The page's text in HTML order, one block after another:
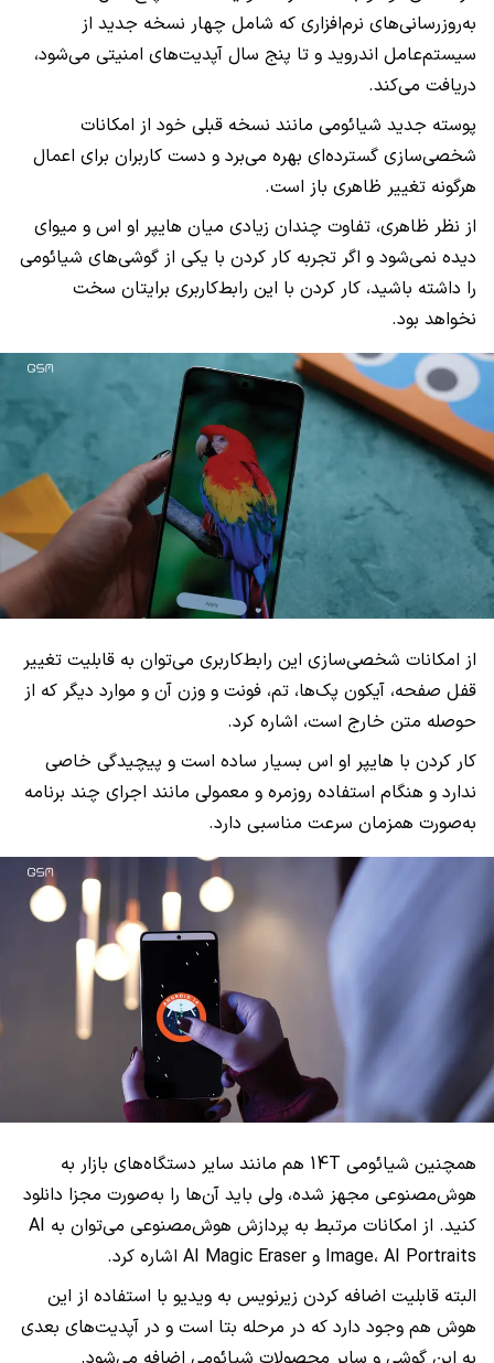
به‌روزرسانی‌های نرم‌افزاری که شامل چهار نسخه جدید از
سیستم‌عامل اندروید و تا پنج سال آپدیت‌های امنیتی می‌شود،
دریافت می‌کند.
پوسته جدید شیائومی مانند نسخه قبلی خود از امکانات
شخصی‌سازی گسترده‌ای بهره می‌برد و دست کاربران برای اعمال
هرگونه تغییر ظاهری باز است.
از نظر ظاهری، تفاوت چندان زیادی میان هایپر او اس و میوای
دیده نمی‌شود و اگر تجربه کار کردن با یکی از گوشی‌های شیائومی
را داشته باشید، کار کردن با این رابط‌کاربری برایتان سخت
نخواهد بود.
از امکانات شخصی‌سازی این رابط‌کاربری می‌توان به قابلیت تغییر
قفل صفحه، آیکون پک‌ها، تم، فونت و وزن آن و موارد دیگر که از
حوصله متن خارج است، اشاره کرد.
کار کردن با هایپر او اس بسیار ساده است و پیچیدگی خاصی
ندارد و هنگام استفاده روزمره و معمولی مانند اجرای چند برنامه
به‌صورت همزمان سرعت مناسبی دارد.
همچنین شیائومی 14T هم مانند سایر دستگاه‌های بازار به
هوش‌مصنوعی مجهز شده، ولی باید آن‌ها را به‌صورت مجزا دانلود
کنید. از امکانات مرتبط به پردازش هوش‌مصنوعی می‌توان به AI
Image، AI Portraits و AI Magic Eraser اشاره کرد.
البته قابلیت اضافه کردن زیرنویس به ویدیو با استفاده از این
هوش هم وجود دارد که در مرحله بتا است و در آپدیت‌های بعدی